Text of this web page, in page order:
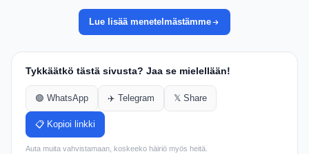
Lue lisää menetelmästämme
Tykkäätkö tästä sivusta? Jaa se mielellään!
🟢 WhatsApp ✈️ Telegram 𝕏 Share
📋 Kopioi linkki
Auta muita vahvistamaan, koskeeko häiriö myös heitä.